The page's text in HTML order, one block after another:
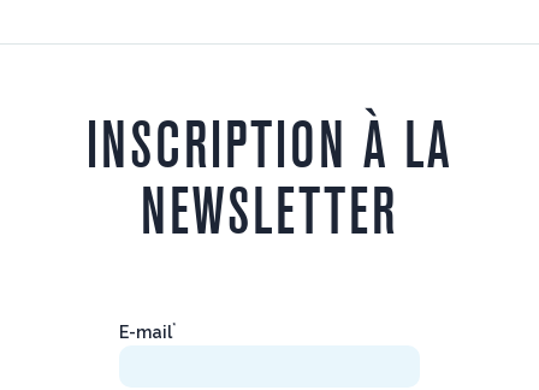
INSCRIPTION À LA
NEWSLETTER
E-mail*